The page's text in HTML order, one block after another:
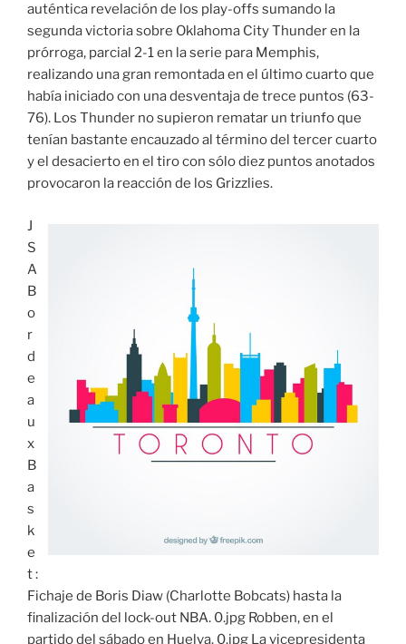
auténtica revelación de los play-offs sumando la
segunda victoria sobre Oklahoma City Thunder en la
prórroga, parcial 2-1 en la serie para Memphis,
realizando una gran remontada en el último cuarto que
había iniciado con una desventaja de trece puntos (63-
76). Los Thunder no supieron rematar un triunfo que
tenían bastante encauzado al término del tercer cuarto
y el desacierto en el tiro con sólo diez puntos anotados
provocaron la reacción de los Grizzlies.
J
S
A
B
o
r
d
e
a
u
x
B
a
s
k
e
t :
Fichaje de Boris Diaw (Charlotte Bobcats) hasta la
finalización del lock-out NBA. 0.jpg Robben, en el
partido del sábado en Huelva. 0.jpg La vicepresidenta